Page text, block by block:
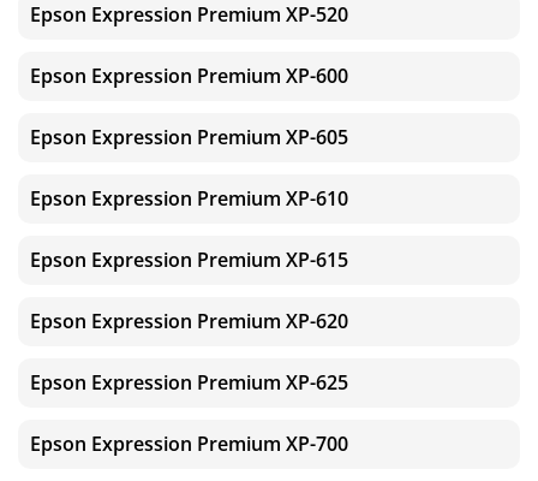
Epson Expression Premium XP-520
Epson Expression Premium XP-600
Epson Expression Premium XP-605
Epson Expression Premium XP-610
Epson Expression Premium XP-615
Epson Expression Premium XP-620
Epson Expression Premium XP-625
Epson Expression Premium XP-700